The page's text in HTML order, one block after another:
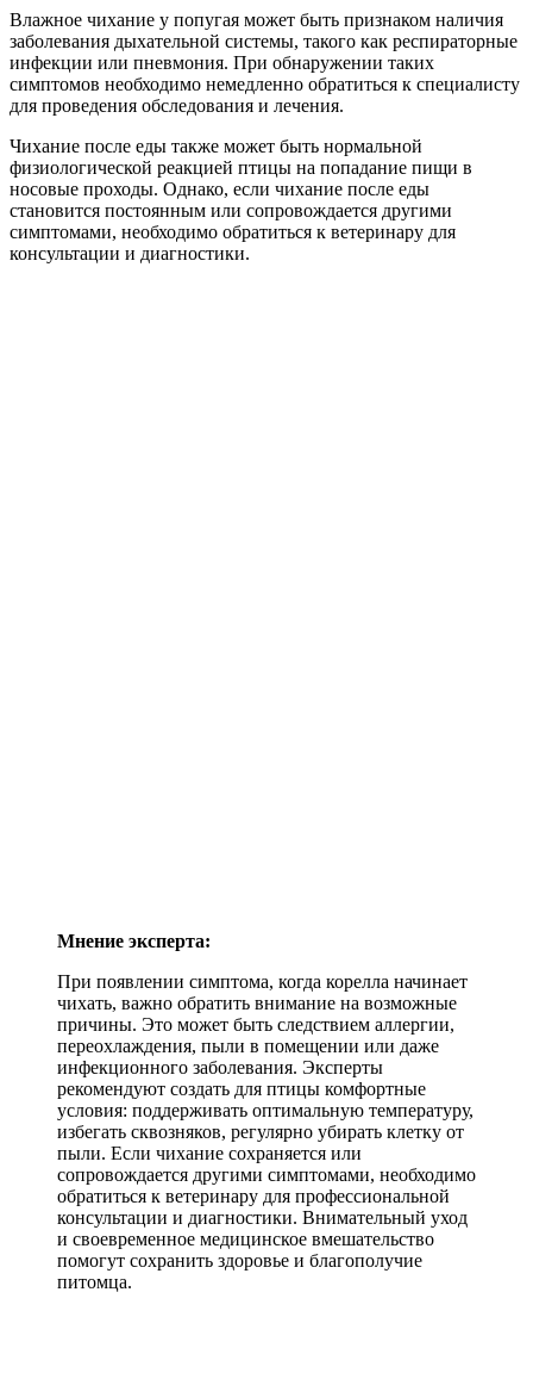
Влажное чихание у попугая может быть признаком наличия
заболевания дыхательной системы, такого как респираторные
инфекции или пневмония. При обнаружении таких
симптомов необходимо немедленно обратиться к специалисту
для проведения обследования и лечения.
Чихание после еды также может быть нормальной
физиологической реакцией птицы на попадание пищи в
носовые проходы. Однако, если чихание после еды
становится постоянным или сопровождается другими
симптомами, необходимо обратиться к ветеринару для
консультации и диагностики.
Мнение эксперта:
При появлении симптома, когда корелла начинает
чихать, важно обратить внимание на возможные
причины. Это может быть следствием аллергии,
переохлаждения, пыли в помещении или даже
инфекционного заболевания. Эксперты
рекомендуют создать для птицы комфортные
условия: поддерживать оптимальную температуру,
избегать сквозняков, регулярно убирать клетку от
пыли. Если чихание сохраняется или
сопровождается другими симптомами, необходимо
обратиться к ветеринару для профессиональной
консультации и диагностики. Внимательный уход
и своевременное медицинское вмешательство
помогут сохранить здоровье и благополучие
питомца.